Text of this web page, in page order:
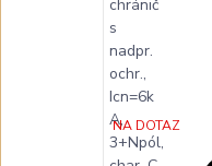
NA DOTAZ